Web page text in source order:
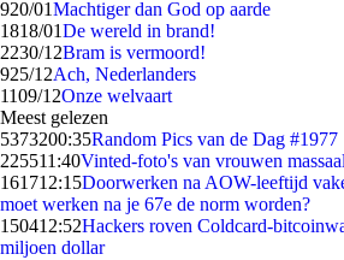
920/01Machtiger dan God op aarde
1818/01De wereld in brand!
2230/12Bram is vermoord!
925/12Ach, Nederlanders
1109/12Onze welvaart
Meest gelezen
5373200:35Random Pics van de Dag #1977
225511:40Vinted-foto's van vrouwen
161712:15Doorwerken na AOW-leeftijd
moet werken na je 67e de norm worden?
150412:52Hackers roven Coldcard-
miljoen dollar